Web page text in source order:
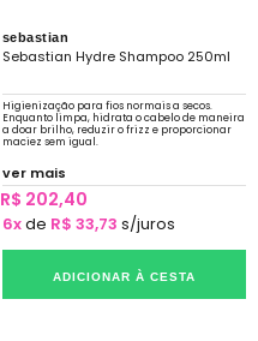
sebastian
Sebastian Hydre Shampoo 250ml
Higienização para fios normais a secos.
Enquanto limpa, hidrata o cabelo de maneira
a doar brilho, reduzir o frizz e proporcionar
maciez sem igual.
ver mais
R$ 202,40
6xde R$ 33,73 s/juros
ADICIONAR À CESTA